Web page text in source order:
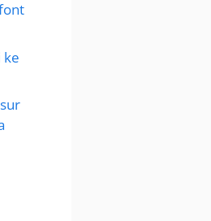
font
ke